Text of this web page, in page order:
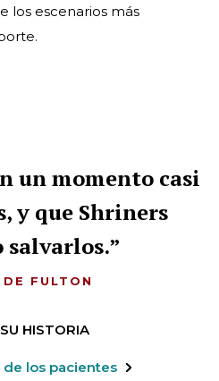
los escenarios más
un momento casi
y que Shriners
salvarlos.
FULTON
HISTORIA
de los pacientes